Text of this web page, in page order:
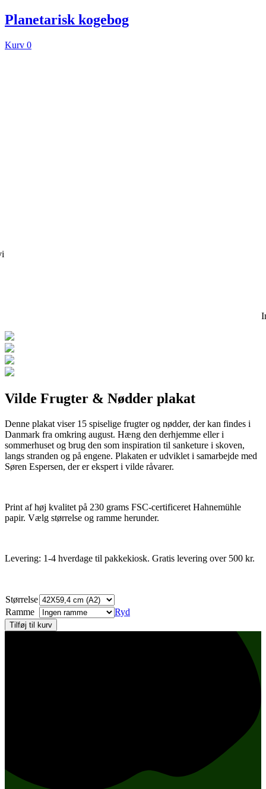
Planetarisk kogebog
Kurv 0
Vilde Frugter & Nødder plakat
Denne plakat viser 15 spiselige frugter og nødder, der kan findes i
Danmark fra omkring august. Hæng den derhjemme eller i
sommerhuset og brug den som inspiration til sanketure i skoven,
langs stranden og på engene. Plakaten er udviklet i samarbejde med
Søren Espersen, der er ekspert i vilde råvarer.
Print af høj kvalitet på 230 grams FSC-certificeret Hahnemühle
papir. Vælg størrelse og ramme herunder.
Levering: 1-4 hverdage til pakkekiosk. Gratis levering over 500 kr.
Størrelse
Ramme
Ryd
Tilføj til kurv